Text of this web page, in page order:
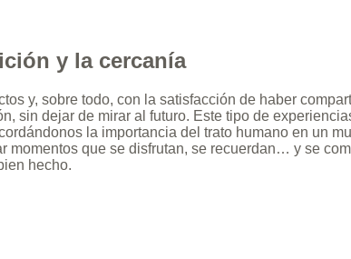
y la cercanía
y, sobre todo, con la satisfacción de haber
sin dejar de mirar al futuro. Este tipo de
la importancia del trato humano en un
momentos que se disfrutan, se recuerdan… y se
hecho.